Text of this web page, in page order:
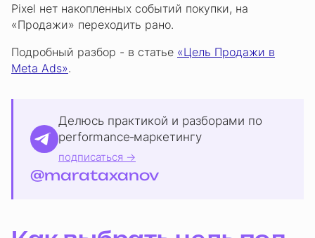
Pixel нет накопленных событий покупки, на
«Продажи» переходить рано.
Подробный разбор - в статье «Цель Продажи в
Meta Ads».
Делюсь практикой и разборами по
performance‑маркетингу
подписаться →
@marataxanov